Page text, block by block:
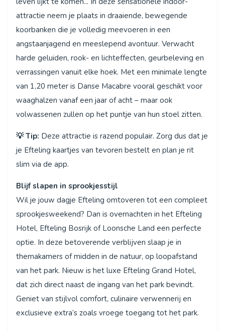
attractie neem je plaats in draaiende, bewegende
koorbanken die je volledig meevoeren in een
angstaanjagend en meeslepend avontuur. Verwacht
harde geluiden, rook- en lichteffecten, geurbeleving en
verrassingen vanuit elke hoek. Met een minimale lengte
van 1,20 meter is Danse Macabre vooral geschikt voor
waaghalzen vanaf een jaar of acht – maar ook
volwassenen zullen op het puntje van hun stoel zitten.
💡 Tip: Deze attractie is razend populair. Zorg dus dat je
je Efteling kaartjes van tevoren bestelt en plan je rit
slim via de app.
Blijf slapen in sprookjesstijl
Wil je jouw dagje Efteling omtoveren tot een compleet
sprookjesweekend? Dan is overnachten in het Efteling
Hotel, Efteling Bosrijk of Loonsche Land een perfecte
optie. In deze betoverende verblijven slaap je in
themakamers of midden in de natuur, op loopafstand
van het park. Nieuw is het luxe Efteling Grand Hotel,
dat zich direct naast de ingang van het park bevindt.
Geniet van stijlvol comfort, culinaire verwennerij en
exclusieve extra’s zoals vroege toegang tot het park.